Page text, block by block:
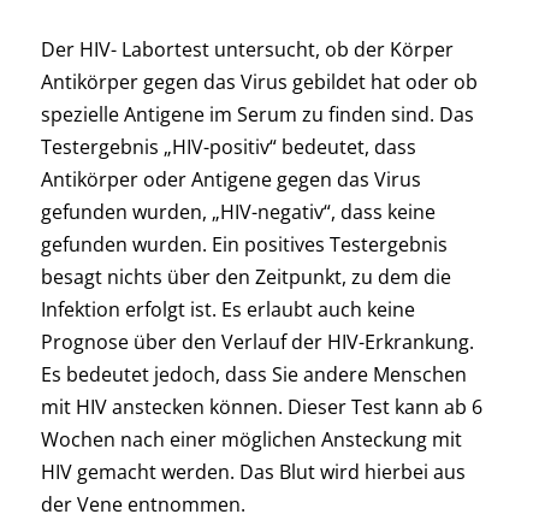
Der HIV- Labortest untersucht, ob der Körper
Antikörper gegen das Virus gebildet hat oder ob
spezielle Antigene im Serum zu finden sind. Das
Testergebnis „HIV-positiv“ bedeutet, dass
Antikörper oder Antigene gegen das Virus
gefunden wurden, „HIV-negativ“, dass keine
gefunden wurden. Ein positives Testergebnis
besagt nichts über den Zeitpunkt, zu dem die
Infektion erfolgt ist. Es erlaubt auch keine
Prognose über den Verlauf der HIV-Erkrankung.
Es bedeutet jedoch, dass Sie andere Menschen
mit HIV anstecken können. Dieser Test kann ab 6
Wochen nach einer möglichen Ansteckung mit
HIV gemacht werden. Das Blut wird hierbei aus
der Vene entnommen.